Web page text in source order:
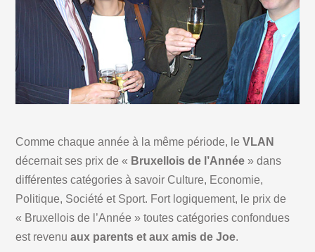
Comme chaque année à la même période, leVLAN
décernait ses prix de « Bruxellois de l’Année » dans
différentes catégories à savoir Culture, Economie,
Politique, Société et Sport. Fort logiquement, le prix de
« Bruxellois de l’Année » toutes catégories confondues
est revenuaux parents et aux amis de Joe.